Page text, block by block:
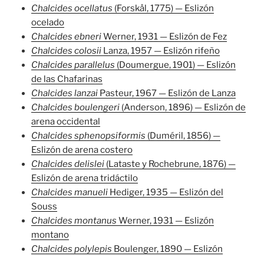
Chalcides ocellatus (Forskål, 1775) — Eslizón
ocelado
Chalcides ebneriWerner, 1931 — Eslizón de Fez
Chalcides colosiiLanza, 1957 — Eslizón rifeño
Chalcides parallelus (Doumergue, 1901) — Eslizón
de las Chafarinas
Chalcides lanzaiPasteur, 1967 — Eslizón de Lanza
Chalcides boulengeri (Anderson, 1896) — Eslizón de
arena occidental
Chalcides sphenopsiformis (Duméril, 1856) —
Eslizón de arena costero
Chalcides delislei(Lataste y Rochebrune, 1876) —
Eslizón de arena tridáctilo
Chalcides manueliHediger, 1935 — Eslizón del
Souss
Chalcides montanus Werner, 1931 — Eslizón
montano
Chalcides polylepis Boulenger, 1890 — Eslizón